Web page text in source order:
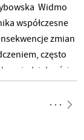
Widmo
współczesne
zmian
często
o sposobach,